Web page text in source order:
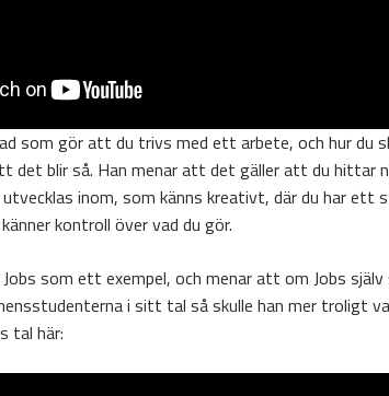
som gör att du trivs med ett arbete, och hur du
blir så. Han menar att det gäller att du hittar
utvecklas inom, som känns kreativt, där du har ett
kontroll över vad du gör.
som ett exempel, och menar att om Jobs
i sitt tal så skulle han mer troligt
tal här: